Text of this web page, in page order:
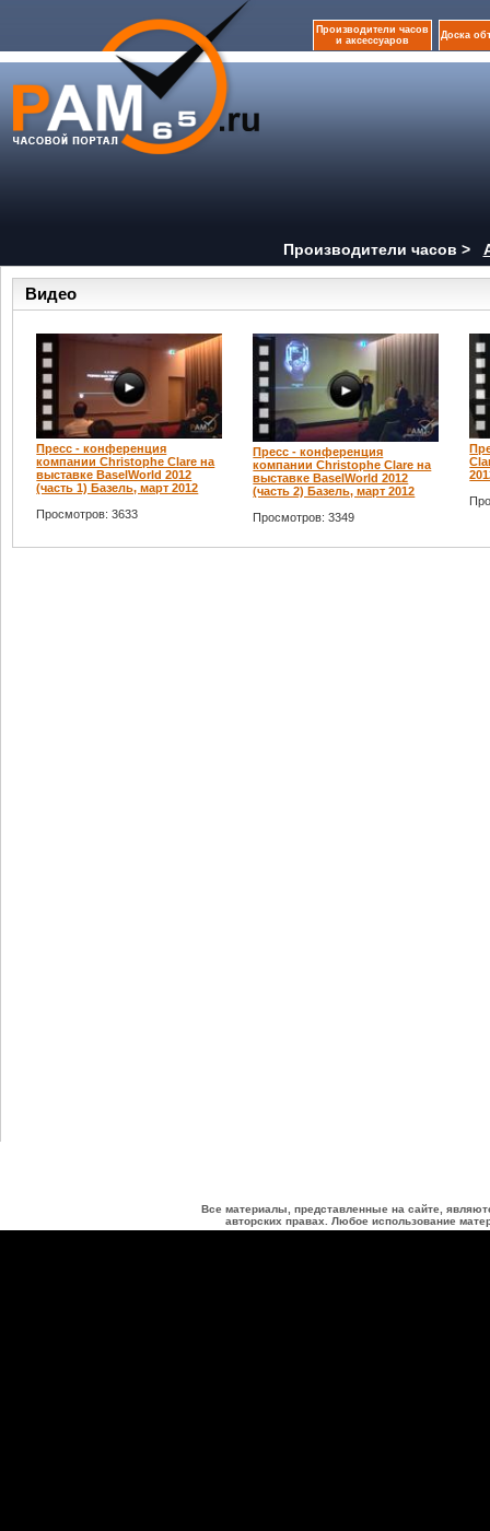
Производители часов
и аксессуаров
Доска
Производители часов >
Видео
Пресс - конференция
компании Christophe Clare на
выставке BaselWorld 2012
(часть 1) Базель, март 2012
Просмотров: 3633
Пресс - конференция
компании Christophe Clare на
выставке BaselWorld 2012
(часть 2) Базель, март 2012
Просмотров: 3349
Все материалы, представленные на сайте,
авторских правах. Любое использование